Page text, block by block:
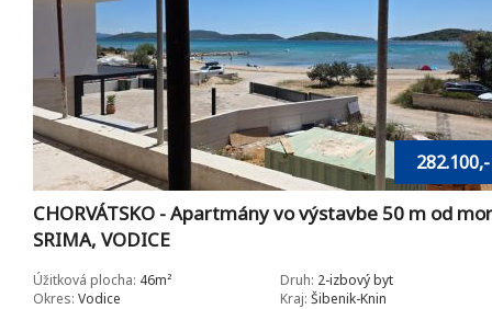
CHORVÁTSKO - Apartmány vo výstavbe 50 m od
SRIMA, VODICE
Úžitková plocha: 46m² Druh: 2-izbový byt
Okres: Vodice Kraj: Šibenik-Knin